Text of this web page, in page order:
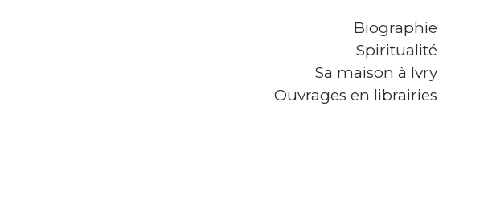
Biographie
Spiritualité
Sa maison à Ivry
Ouvrages en librairies